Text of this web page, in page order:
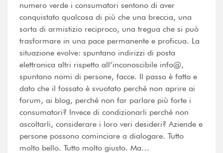
numero verde i consumatori sentono di aver
conquistato qualcosa di più che una breccia, una
sorta di armistizio reciproco, una tregua che si può
trasformare in una pace permanente e proficua. La
situazione evolve: spuntano indirizzi di posta
elettronica altri rispetto all’inconoscibile info@,
spuntano nomi di persone, facce. Il passo è fatto e
dato che il fossato è svuotato perché non aprire ai
forum, ai blog, perché non far parlare più forte i
consumatori? Invece di condizionarli perché non
ascoltarli, considerare i loro veri desideri? Aziende e
persone possono cominciare a dialogare. Tutto
molto bello. Tutto molto giusto. Ma…